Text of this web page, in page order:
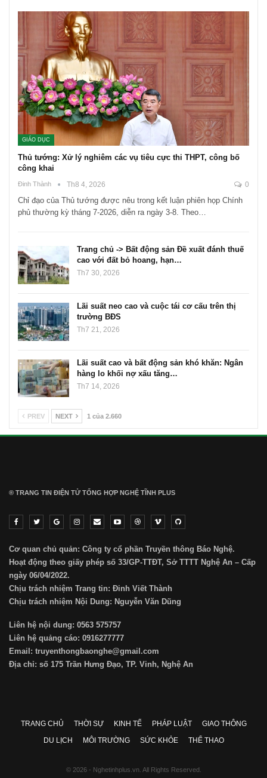
GIÁO DỤC
Thủ tướng: Xử lý nghiêm các vụ tiêu cực thi THPT, công bố
công khai
Đinh Thành Th8 4, 2026 0
Chỉ đạo của Thủ tướng được nêu trong kết luận phiên họp Chính
phủ thường kỳ tháng 7-2026, diễn ra ngày 3-8. Theo…
Trang chủ -> Bất động sản Đề xuất đánh thuế
cao với đất bỏ hoang, hạn…
Th7 30, 2026
Lãi suất neo cao và cuộc tái cơ cấu trên thị
trường BĐS
Th7 21, 2026
Lãi suất cao và bất động sản khó khăn: Ngân
hàng lo khối nợ xấu tăng…
Th7 14, 2026
PREV NEXT 1 của 2.660
® TRANG TIN ĐIỆN TỬ ТỔNG HỢP NGHỆ TĨNH PLUS
Cơ quan chủ quản: Công ty cổ phần Truyền thông Báo Nghệ.
Hoạt động theo giấy phép số 33/GP-TTĐT, Sở TTTT Nghệ An – Cấp
ngày 06/04/2022.
Chịu trách nhiệm Trang tin: Đinh Viết Thành
Chịu trách nhiệm Nội Dung: Nguyễn Văn Dũng
Liên hệ nội dung: 0563 575757
Liên hệ quảng cáo: 0916277777
Email: truyenthongbaonghe@gmail.com
Địa chỉ: số 175 Trần Hưng Đạo, TP. Vinh, Nghệ An
TRANG CHỦ THỜI SỰ KINH TẾ PHÁP LUẬT
GIAO THÔNG
DU LỊCH
MÔI TRƯỜNG SỨC KHỎE THỂ THAO
© 2026 - Nghetinhplus.vn. All Rights Reserved.